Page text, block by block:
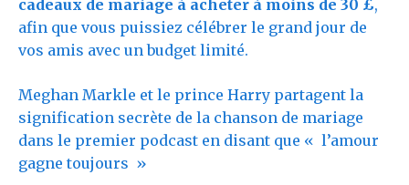
cadeaux de mariage à acheter à moins de 30 £,
afin que vous puissiez célébrer le grand jour de
vos amis avec un budget limité.
Meghan Markle et le prince Harry partagent la
signification secrète de la chanson de mariage
dans le premier podcast en disant que « l’amour
gagne toujours »